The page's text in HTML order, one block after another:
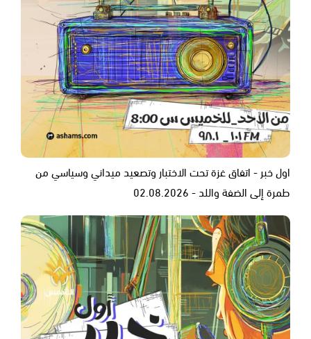
اول خبر - اتفاق غزة تحت الاختبار وتصعيد ميداني وسياسي من
طمرة إلى الضفة واللد - 02.08.2026